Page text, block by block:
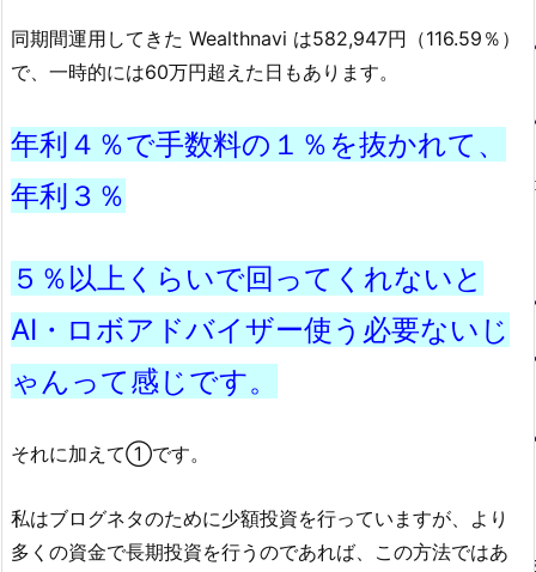
同期間運用してきた Wealthnavi は582,947円（116.59％）
で、一時的には60万円超えた日もあります。
年利４％で手数料の１％を抜かれて、
年利３％
５％以上くらいで回ってくれないと
AI・ロボアドバイザー使う必要ないじ
ゃんって感じです。
それに加えて①です。
私はブログネタのために少額投資を行っていますが、より
多くの資金で長期投資を行うのであれば、この方法ではあ